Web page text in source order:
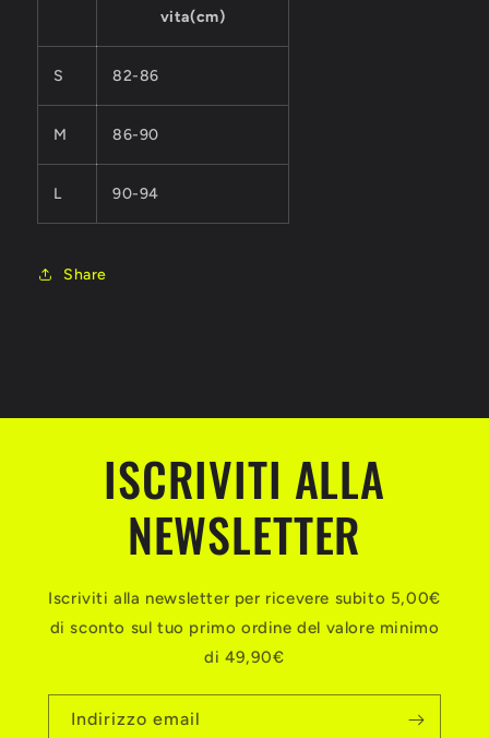
vita(cm)
S 82-86
M 86-90
L 90-94
Share
ISCRIVITI ALLA
NEWSLETTER
Iscriviti alla newsletter per ricevere subito 5,00€
di sconto sul tuo primo ordine del valore minimo
di 49,90€
Indirizzo email